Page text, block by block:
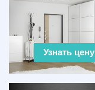
Узнать цену